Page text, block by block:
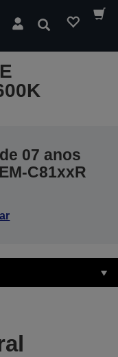
Pesquisar
07 anos
C81xxR